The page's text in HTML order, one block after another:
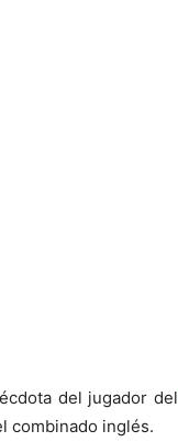
del jugador del
combinado inglés.